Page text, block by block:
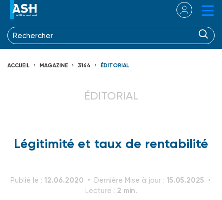
ACCUEIL MAGAZINE 3164 ÉDITORIAL
ÉDITORIAL
Légitimité et taux de rentabilité
Publié le : 12.06.2020 Dernière Mise à jour : 15.05.2025
Lecture : 2 min.